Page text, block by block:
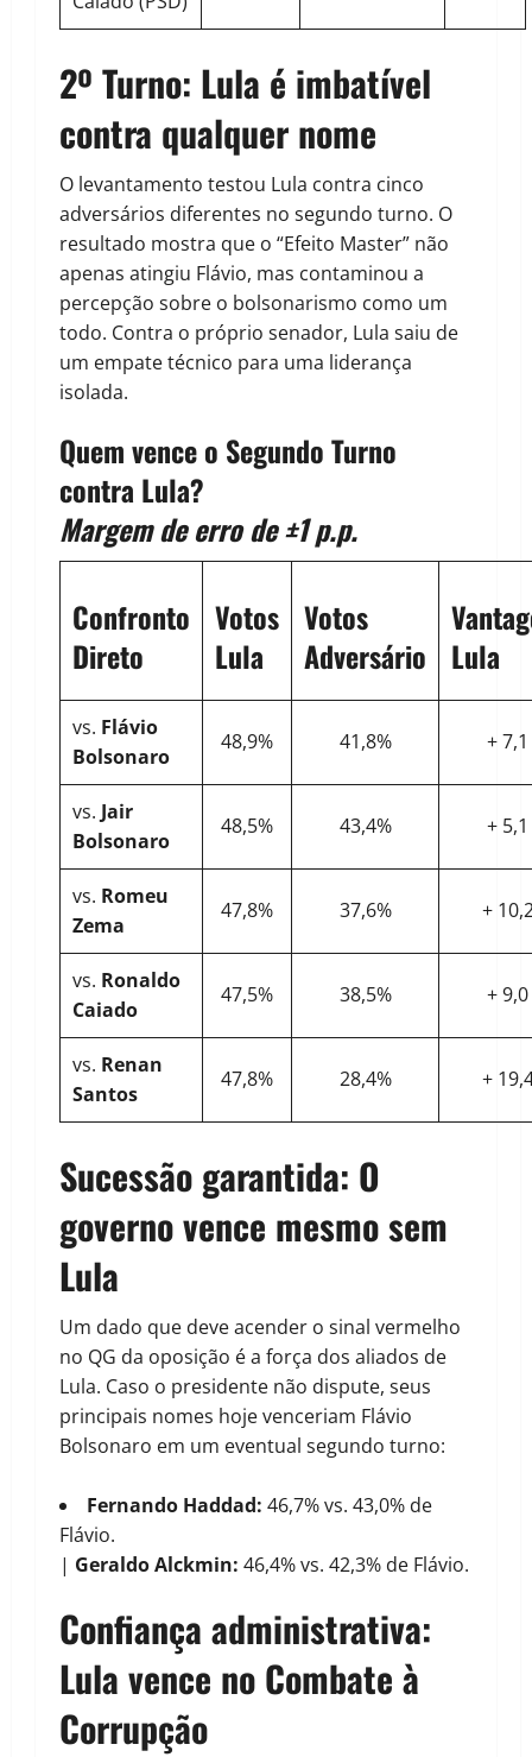
2º Turno: Lula é imbatível
contra qualquer nome
O levantamento testou Lula contra cinco
adversários diferentes no segundo turno. O
resultado mostra que o “Efeito Master” não
apenas atingiu Flávio, mas contaminou a
percepção sobre o bolsonarismo como um
todo. Contra o próprio senador, Lula saiu de
um empate técnico para uma liderança
isolada.
Quem vence o Segundo Turno
contra Lula?
Margem de erro de ±1 p.p.
Confronto
Direto
Votos
Lula
Votos
Adversário
Lula
vs. Flávio
Bolsonaro
48,9% 41,8% + 7,1
vs. Jair
Bolsonaro
48,5% 43,4% + 5,1
vs. Romeu
Zema
47,8% 37,6% +
vs. Ronaldo
Caiado
47,5% 38,5% + 9,0
vs. Renan
Santos
47,8% 28,4% +
Sucessão garantida: O
governo vence mesmo sem
Lula
Um dado que deve acender o sinal vermelho
no QG da oposição é a força dos aliados de
Lula. Caso o presidente não dispute, seus
principais nomes hoje venceriam Flávio
Bolsonaro em um eventual segundo turno:
Fernando Haddad: 46,7% vs. 43,0% de
Flávio.
| Geraldo Alckmin: 46,4% vs. 42,3% de Flávio.
Confiança administrativa:
Lula vence no Combate à
Corrupção